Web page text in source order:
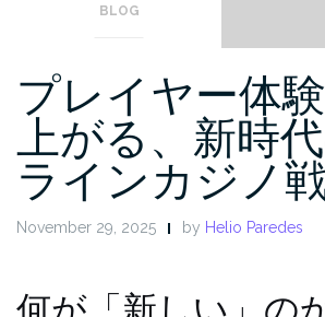
BLOG
プレイヤー体
上がる、新時
ラインカジノ
November 29, 2025 by Helio Paredes